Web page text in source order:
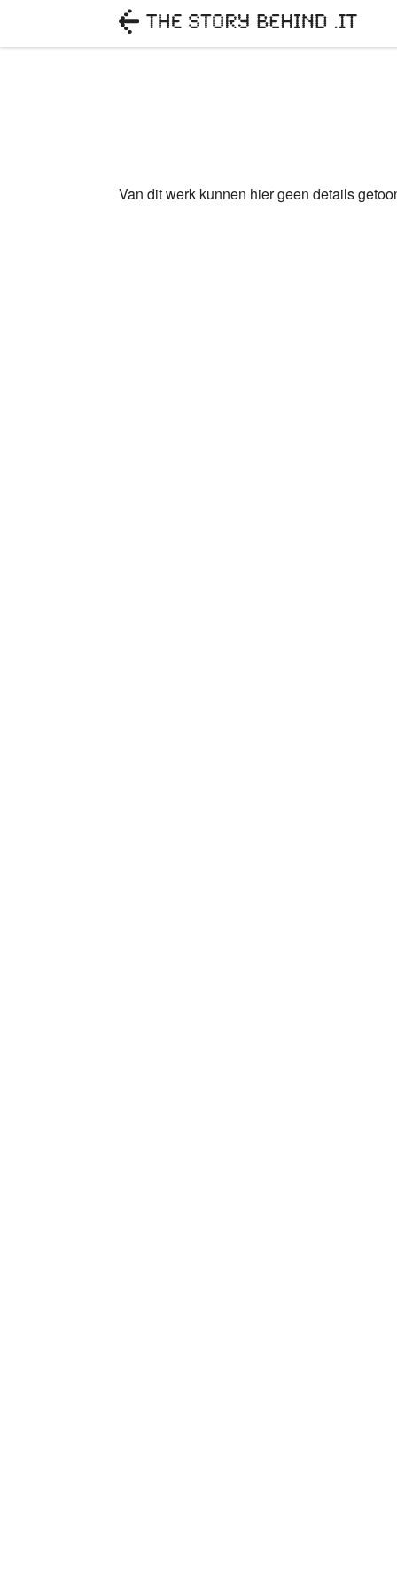
Van dit werk kunnen hier geen details